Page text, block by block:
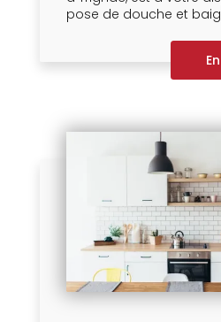
pose de douche et